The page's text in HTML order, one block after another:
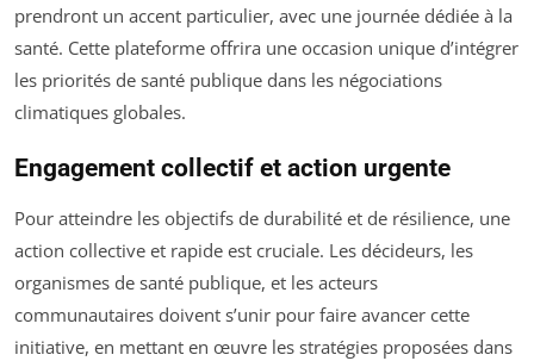
prendront un accent particulier, avec une journée dédiée à la
santé. Cette plateforme offrira une occasion unique d’intégrer
les priorités de santé publique dans les négociations
climatiques globales.
Engagement collectif et action urgente
Pour atteindre les objectifs de durabilité et de résilience, une
action collective et rapide est cruciale. Les décideurs, les
organismes de santé publique, et les acteurs
communautaires doivent s’unir pour faire avancer cette
initiative, en mettant en œuvre les stratégies proposées dans